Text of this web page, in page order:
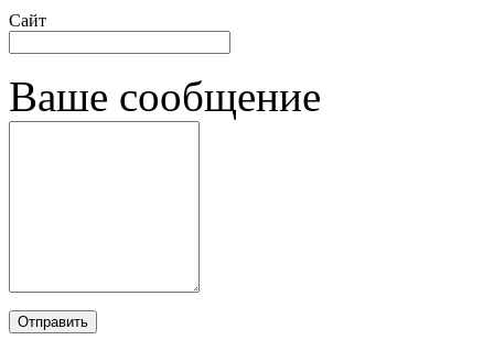
Сайт
Ваше сообщение